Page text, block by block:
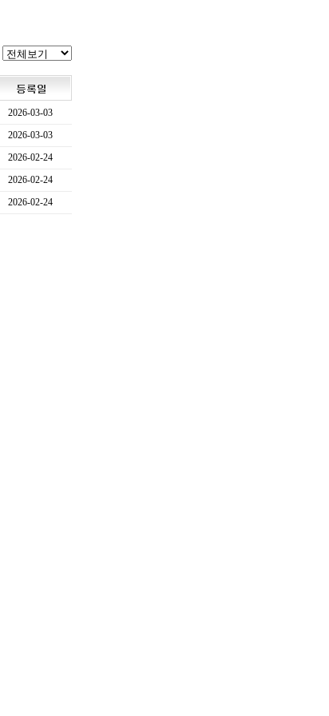
2026-03-03
2026-03-03
2026-02-24
2026-02-24
2026-02-24